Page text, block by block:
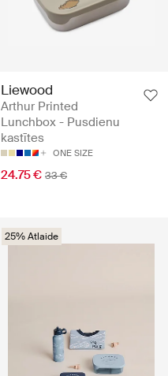
Liewood
Arthur Printed
Lunchbox - Pusdienu
kastītes
ONE SIZE
24.75 € 33 €
25% Atlaide